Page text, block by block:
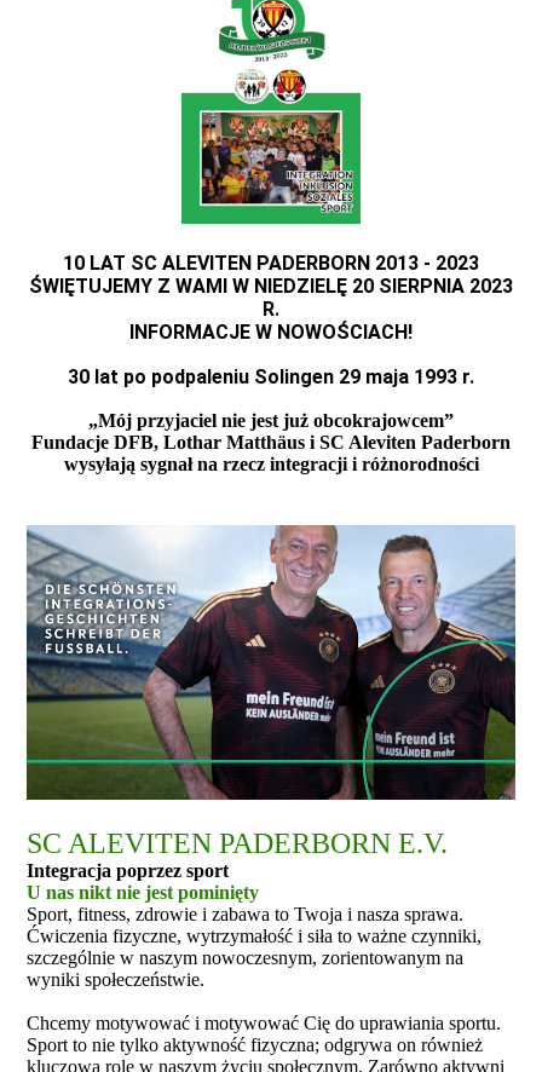
10 LAT SC ALEVITEN PADERBORN 2013 - 2023
ŚWIĘTUJEMY Z WAMI W NIEDZIELĘ 20 SIERPNIA 2023
R.
INFORMACJE W NOWOŚCIACH!
30 lat po podpaleniu Solingen 29 maja 1993 r.
„Mój przyjaciel nie jest już obcokrajowcem”
Fundacje DFB, Lothar Matthäus i SC Aleviten Paderborn
wysyłają sygnał na rzecz integracji i różnorodności
SC ALEVITEN PADERBORN E.V.
Integracja poprzez sport
U nas nikt nie jest pominięty
Sport, fitness, zdrowie i zabawa to Twoja i nasza sprawa.
Ćwiczenia fizyczne, wytrzymałość i siła to ważne czynniki,
szczególnie w naszym nowoczesnym, zorientowanym na
wyniki społeczeństwie.
Chcemy motywować i motywować Cię do uprawiania sportu.
Sport to nie tylko aktywność fizyczna; odgrywa on również
kluczową rolę w naszym życiu społecznym. Zarówno aktywni